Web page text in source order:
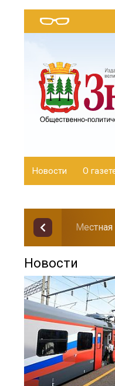
Новости О
Местная
Новости